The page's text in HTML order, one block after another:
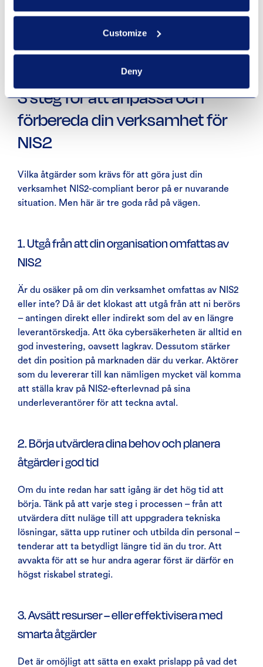
Customize
Deny
Om din verksamhet omfattas av NIS2, men inte lever
upp till 10 miljoner euro eller två procent av
företagets globala omsättning.
3 steg för att anpassa och
förbereda din verksamhet för
NIS2
Vilka åtgärder som krävs för att göra just din
verksamhet NIS2-compliant beror på er nuvarande
situation. Men här är tre goda råd på vägen.
1. Utgå från att din organisation omfattas av
NIS2
Är du osäker på om din verksamhet omfattas av NIS2
eller inte? Då är det klokast att utgå från att ni berörs
– antingen direkt eller indirekt som del av en längre
leverantörskedja. Att öka cybersäkerheten är alltid en
god investering, oavsett lagkrav. Dessutom stärker
det din position på marknaden där du verkar. Aktörer
som du levererar till kan nämligen mycket väl komma
att ställa krav på NIS2-efterlevnad på sina
underleverantörer för att teckna avtal.
2. Börja utvärdera dina behov och planera
åtgärder i god tid
Om du inte redan har satt igång är det hög tid att
börja. Tänk på att varje steg i processen – från att
utvärdera ditt nuläge till att uppgradera tekniska
lösningar, sätta upp rutiner och utbilda din personal –
tenderar att ta betydligt längre tid än du tror. Att
avvakta för att se hur andra agerar först är därför en
högst riskabel strategi.
3. Avsätt resurser – eller effektivisera med
smarta åtgärder
Det är omöjligt att sätta en exakt prislapp på vad det